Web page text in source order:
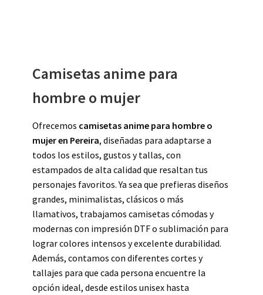
Camisetas anime para
hombre o mujer
Ofrecemos camisetas anime para hombre o
mujer en Pereira, diseñadas para adaptarse a
todos los estilos, gustos y tallas, con
estampados de alta calidad que resaltan tus
personajes favoritos. Ya sea que prefieras diseños
grandes, minimalistas, clásicos o más
llamativos, trabajamos camisetas cómodas y
modernas con impresión DTF o sublimación para
lograr colores intensos y excelente durabilidad.
Además, contamos con diferentes cortes y
tallajes para que cada persona encuentre la
opción ideal, desde estilos unisex hasta